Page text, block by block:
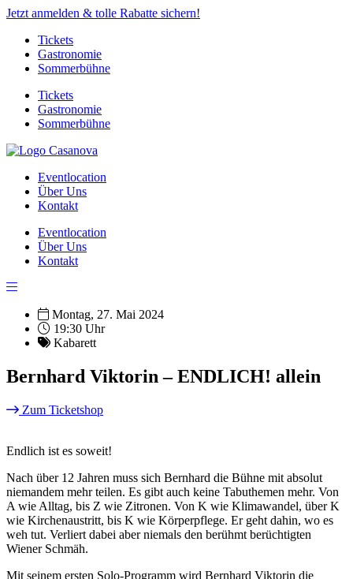
Jetzt anmelden & tolle Rabatte sichern!
Tickets
Gastronomie
Sommerbühne
Tickets
Gastronomie
Sommerbühne
Eventlocation
Über Uns
Kontakt
Eventlocation
Über Uns
Kontakt
Montag, 27. Mai 2024
19:30 Uhr
Kabarett
Bernhard Viktorin – ENDLICH! allein
Zum Ticketshop
Endlich ist es soweit!
Nach über 12 Jahren muss sich Bernhard die Bühne mit absolut
niemandem mehr teilen. Es gibt auch keine Tabuthemen mehr. Von
A wie Alltag, bis Z wie Zitronen. Von K wie Klimawandel, über K
wie Kirchenaustritt, bis K wie Körperpflege. Er geht dahin, wo es
weh tut. Verliert dabei aber niemals den berühmt berüchtigten
Wiener Schmäh.
Mit seinem ersten Solo-Programm wird Bernhard Viktorin die